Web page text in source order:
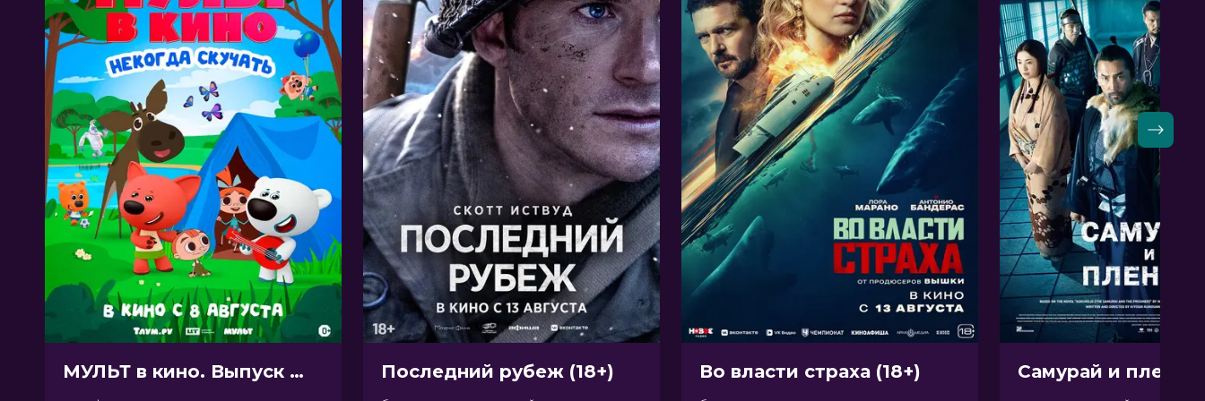
МУЛЬТ в кино. Выпуск №198. Некогда скучать (0+) Последний рубеж (18+) Во власти страха (18+) Самурай и